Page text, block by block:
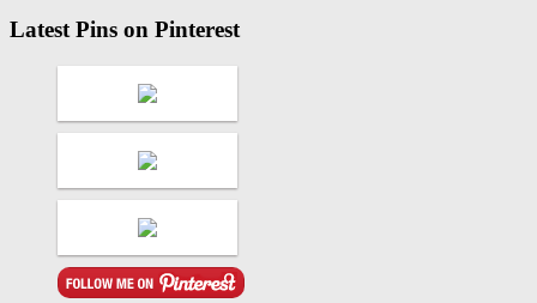
Latest Pins on Pinterest